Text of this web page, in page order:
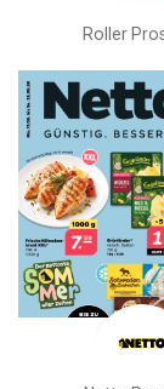
Roller